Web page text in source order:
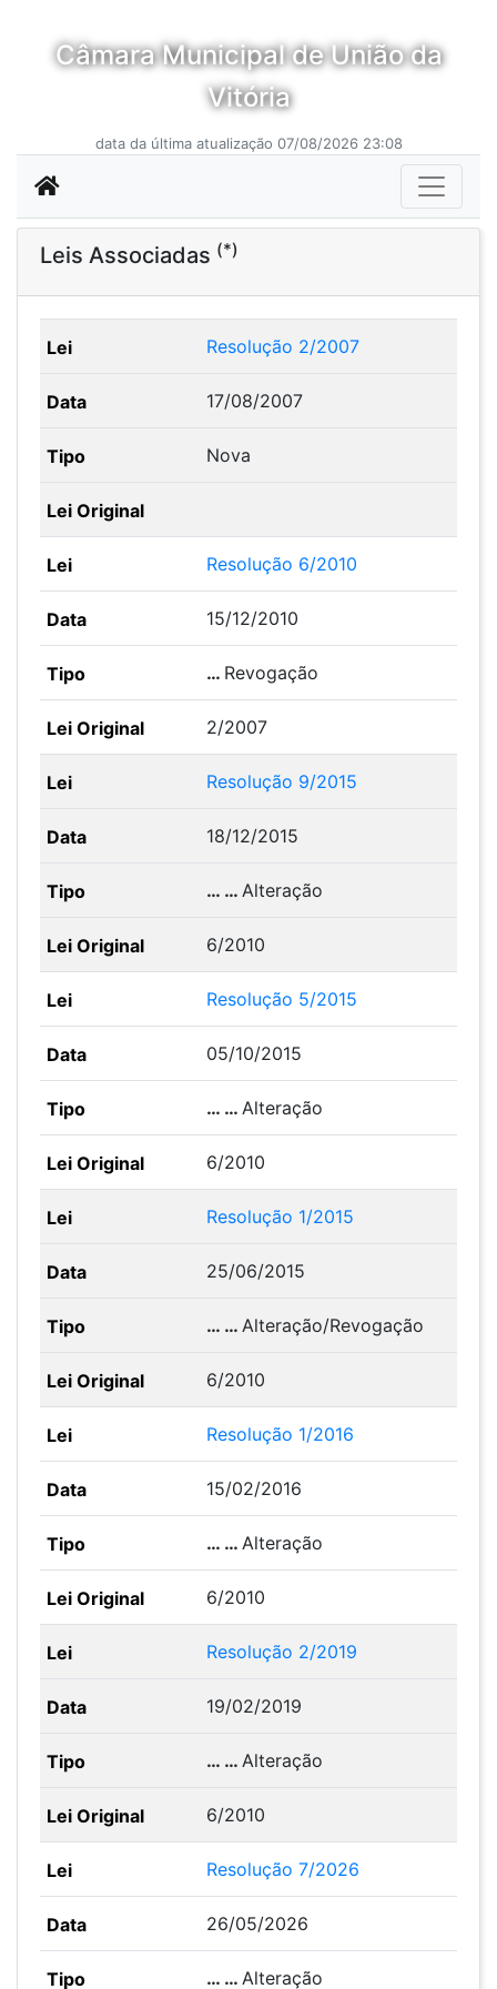
Câmara Municipal de União da
Vitória
data da última atualização 07/08/2026 23:08
Leis Associadas (*)
Resolução 2/2007
17/08/2007
Nova
Resolução 6/2010
15/12/2010
… Revogação
2/2007
Resolução 9/2015
18/12/2015
… …Alteração
6/2010
Resolução 5/2015
05/10/2015
… …Alteração
6/2010
Resolução 1/2015
25/06/2015
… …Alteração/Revogação
6/2010
Resolução 1/2016
15/02/2016
… …Alteração
6/2010
Resolução 2/2019
19/02/2019
… …Alteração
6/2010
Resolução 7/2026
26/05/2026
… …Alteração